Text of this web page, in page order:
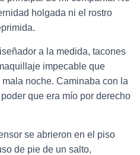
holgada ni el rostro
a la medida, tacones
impecable que
noche. Caminaba con la
que era mío por derecho
se abrieron en el piso
de pie de un salto,